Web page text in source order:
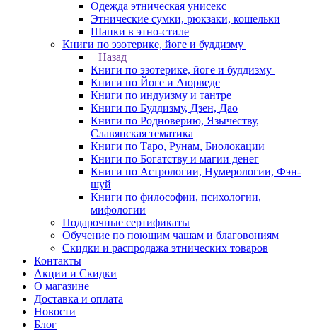
Одежда этническая унисекс
Этнические сумки, рюкзаки, кошельки
Шапки в этно-стиле
Книги по эзотерике, йоге и буддизму
Назад
Книги по эзотерике, йоге и буддизму
Книги по Йоге и Аюрведе
Книги по индуизму и тантре
Книги по Буддизму, Дзен, Дао
Книги по Родноверию, Язычеству,
Славянская тематика
Книги по Таро, Рунам, Биолокации
Книги по Богатству и магии денег
Книги по Астрологии, Нумерологии, Фэн-
шуй
Книги по философии, психологии,
мифологии
Подарочные сертификаты
Обучение по поющим чашам и благовониям
Скидки и распродажа этнических товаров
Контакты
Акции и Скидки
О магазине
Доставка и оплата
Новости
Блог